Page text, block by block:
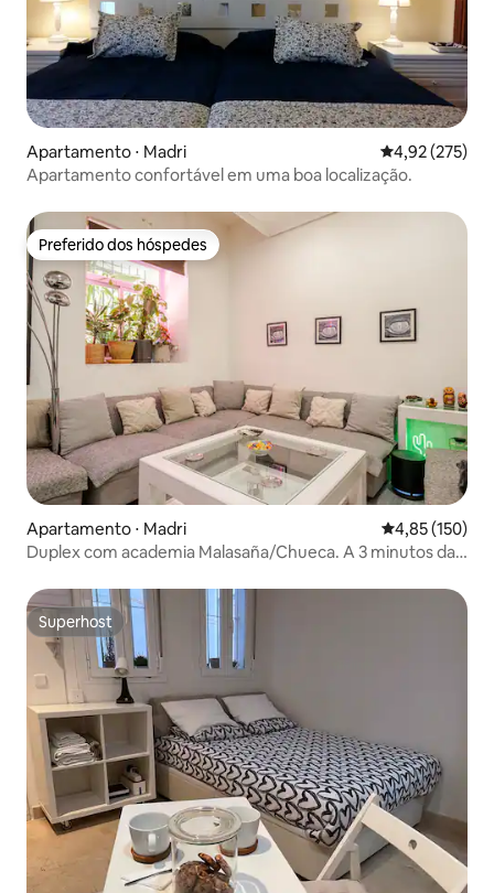
Apartamento ⋅ Madri 4,92 de uma
4,92 (275)
Apartamento confortável em uma boa localização.
Preferido dos hóspedes
Preferido dos hóspedes
Apartamento ⋅ Madri 4,85 de uma
4,85 (150)
Duplex com academia Malasaña/Chueca. A 3 minutos da
Superhost
Superhost